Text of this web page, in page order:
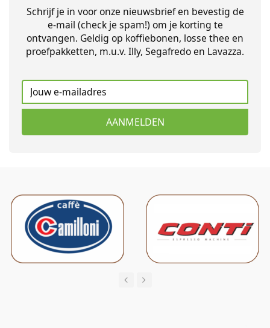
Schrijf je in voor onze nieuwsbrief en bevestig de
e-mail (check je spam!) om je korting te
ontvangen. Geldig op koffiebonen, losse thee en
proefpakketten, m.u.v. Illy, Segafredo en Lavazza.
AANMELDEN